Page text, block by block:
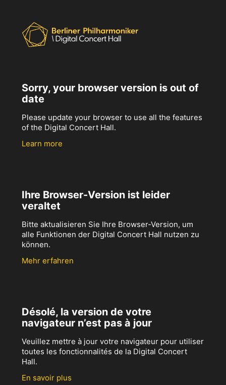
Sorry, your browser version is out of
date
Please update your browser to use all the features
of the Digital Concert Hall.
Learn more
Ihre Browser-Version ist leider
veraltet
Bitte aktualisieren Sie Ihre Browser-Version, um
alle Funktionen der Digital Concert Hall nutzen zu
können.
Mehr erfahren
Désolé, la version de votre
navigateur n’est pas à jour
Veuillez mettre à jour votre navigateur pour utiliser
toutes les fonctionnalités de la Digital Concert
Hall.
En savoir plus